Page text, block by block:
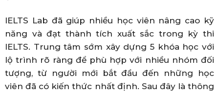
IELTS Lab đã giúp nhiều học viên nâng cao kỹ
năng và đạt thành tích xuất sắc trong kỳ thi
IELTS. Trung tâm sớm xây dựng 5 khóa học với
lộ trình rõ ràng để phù hợp với nhiều nhóm đối
tượng, từ người mới bắt đầu đến những học
viên đã có kiến thức nhất định. Sau đây là thông